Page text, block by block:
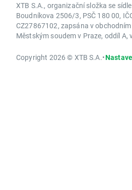
XTB S.A., organizační složka se
Boudníkova 2506/3, PSČ 180 00,
CZ27867102, zapsána v
Městským soudem v Praze, oddíl A,
Copyright 2026 © XTB S.A.•